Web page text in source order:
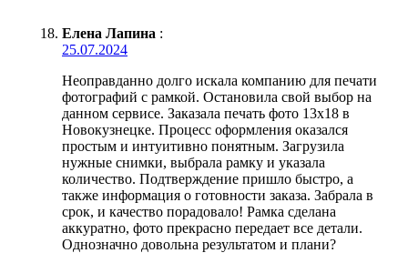
Елена Лапина :
25.07.2024
Неоправданно долго искала компанию для печати
фотографий с рамкой. Остановила свой выбор на
данном сервисе. Заказала печать фото 13х18 в
Новокузнецке. Процесс оформления оказался
простым и интуитивно понятным. Загрузила
нужные снимки, выбрала рамку и указала
количество. Подтверждение пришло быстро, а
также информация о готовности заказа. Забрала в
срок, и качество порадовало! Рамка сделана
аккуратно, фото прекрасно передает все детали.
Однозначно довольна результатом и плани?